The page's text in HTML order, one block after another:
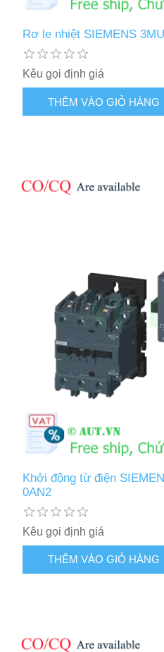
Rơ le nhiệt SIEMENS
Kêu gọi định giá
THÊM VÀO GIỎ HÀNG
Khởi động từ điện
0AN2
Kêu gọi định giá
THÊM VÀO GIỎ HÀNG